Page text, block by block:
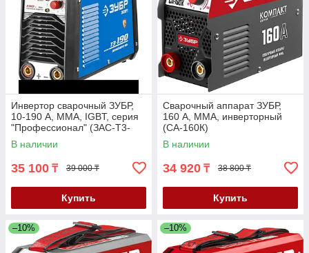
Инвертор сварочный ЗУБР,
10-190 А, ММА, IGBT, серия
"Профессионал" (ЗАС-Т3-
190)
В наличии
35 100 ₸ 39 000 ₸
Купить
Сварочный аппарат ЗУБР,
160 А, MMA, инверторный
(СА-160К)
В наличии
34 920 ₸ 38 800 ₸
Купить
–10% –10%